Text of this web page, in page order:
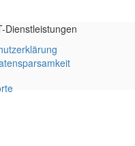
Dienstleistungen